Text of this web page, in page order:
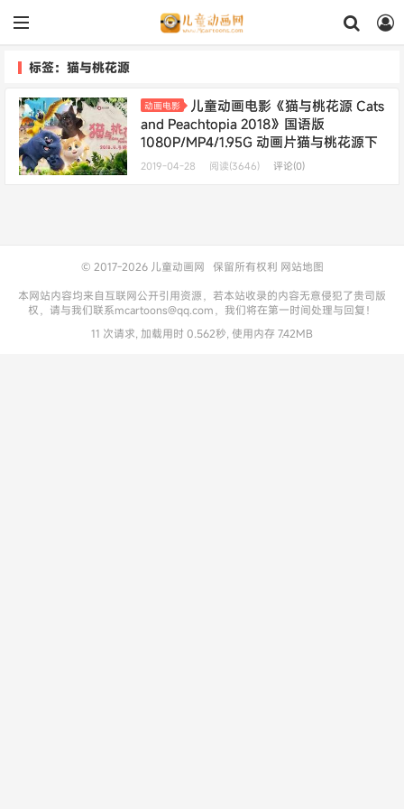
标签：猫与桃花源
动画电影
儿童动画电影《猫与桃花源 Cats
and Peachtopia 2018》国语版
1080P/MP4/1.95G 动画片猫与桃花源下
载
2019-04-28 阅读(3646) 评论(0)
© 2017-2026 儿童动画网 保留所有权利 网站地图
本网站内容均来自互联网公开引用资源，若本站收录的内容无意侵犯了贵司版
权，请与我们联系mcartoons@qq.com，我们将在第一时间处理与回复！
11 次请求, 加载用时 0.562秒, 使用内存 7.42MB